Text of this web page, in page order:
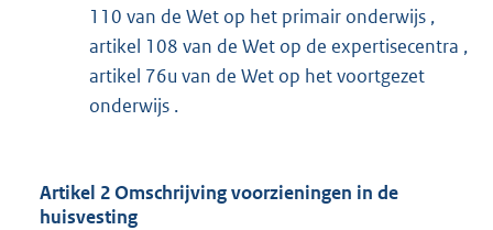
110 van de Wet op het primair onderwijs ,
artikel 108 van de Wet op de expertisecentra ,
artikel 76u van de Wet op het voortgezet
onderwijs .
Artikel 2 Omschrijving voorzieningen in de
huisvesting